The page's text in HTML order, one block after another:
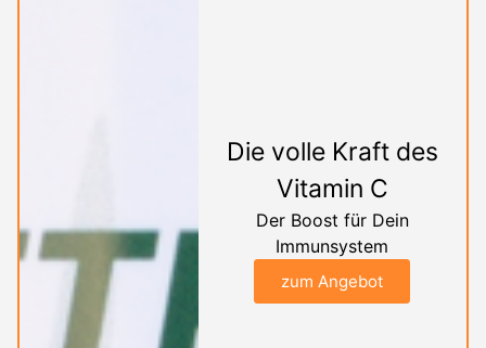
Die volle Kraft des
Vitamin C
Der Boost für Dein
Immunsystem
zum Angebot